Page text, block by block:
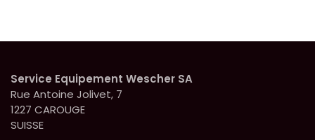
Service Equipement Wescher SA
Rue Antoine Jolivet, 7
1227 CAROUGE
SUISSE